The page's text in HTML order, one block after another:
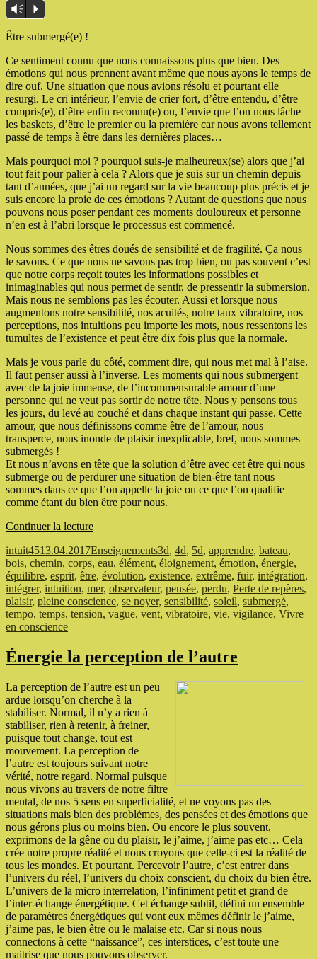
Vm P
Être submergé(e) !
Ce sentiment connu que nous connaissons plus que bien. Des
émotions qui nous prennent avant même que nous ayons le temps de
dire ouf. Une situation que nous avions résolu et pourtant elle
resurgi. Le cri intérieur, l’envie de crier fort, d’être entendu, d’être
compris(e), d’être enfin reconnu(e) ou, l’envie que l’on nous lâche
les baskets, d’être le premier ou la première car nous avons tellement
passé de temps à être dans les dernières places…
Mais pourquoi moi ? pourquoi suis-je malheureux(se) alors que j’ai
tout fait pour palier à cela ? Alors que je suis sur un chemin depuis
tant d’années, que j’ai un regard sur la vie beaucoup plus précis et je
suis encore la proie de ces émotions ? Autant de questions que nous
pouvons nous poser pendant ces moments douloureux et personne
n’en est à l’abri lorsque le processus est commencé.
Nous sommes des êtres doués de sensibilité et de fragilité. Ça nous
le savons. Ce que nous ne savons pas trop bien, ou pas souvent c’est
que notre corps reçoit toutes les informations possibles et
inimaginables qui nous permet de sentir, de pressentir la submersion.
Mais nous ne semblons pas les écouter. Aussi et lorsque nous
augmentons notre sensibilité, nos acuités, notre taux vibratoire, nos
perceptions, nos intuitions peu importe les mots, nous ressentons les
tumultes de l’existence et peut être dix fois plus que la normale.
Mais je vous parle du côté, comment dire, qui nous met mal à l’aise.
Il faut penser aussi à l’inverse. Les moments qui nous submergent
avec de la joie immense, de l’incommensurable amour d’une
personne qui ne veut pas sortir de notre tête. Nous y pensons tous
les jours, du levé au couché et dans chaque instant qui passe. Cette
amour, que nous définissons comme être de l’amour, nous
transperce, nous inonde de plaisir inexplicable, bref, nous sommes
submergés !
Et nous n’avons en tête que la solution d’être avec cet être qui nous
submerge ou de perdurer une situation de bien-être tant nous
sommes dans ce que l’on appelle la joie ou ce que l’on qualifie
comme étant du bien être pour nous.
Continuer la lecturede
Auteur
intuit45Publié
le
13.04.2017Catégories
EnseignementsÉtiquettes
3d, 4d, 5d, apprendre, bateau,
bois, chemin, corps, eau, élément, éloignement, émotion, énergie,
équilibre, esprit, être, évolution, existence, extrême, fuir, intégration,
intégrer, intuition, mer, observateur, pensée, perdu, Perte de repères,
plaisir, pleine conscience, se noyer, sensibilité, soleil, submergé,
tempo, temps, tension, vague, vent, vibratoire, vie, vigilance, Vivre
en conscience
Énergie la perception de l’autre
La perception de l’autre est un peu
ardue lorsqu’on cherche à la
stabiliser. Normal, il n’y a rien à
stabiliser, rien à retenir, à freiner,
puisque tout change, tout est
mouvement. La perception de
l’autre est toujours suivant notre
vérité, notre regard. Normal puisque
nous vivons au travers de notre filtre
mental, de nos 5 sens en superficialité, et ne voyons pas des
situations mais bien des problèmes, des pensées et des émotions que
nous gérons plus ou moins bien. Ou encore le plus souvent,
exprimons de la gêne ou du plaisir, le j’aime, j’aime pas etc… Cela
crée notre propre réalité et nous croyons que celle-ci est la réalité de
tous les mondes. Et pourtant. Percevoir l’autre, c’est entrer dans
l’univers du réel, l’univers du choix conscient, du choix du bien être.
L’univers de la micro interrelation, l’infiniment petit et grand de
l’inter-échange énergétique. Cet échange subtil, défini un ensemble
de paramètres énergétiques qui vont eux mêmes définir le j’aime,
j’aime pas, le bien être ou le malaise etc. Car si nous nous
connectons à cette “naissance”, ces interstices, c’est toute une
maitrise que nous pouvons observer.